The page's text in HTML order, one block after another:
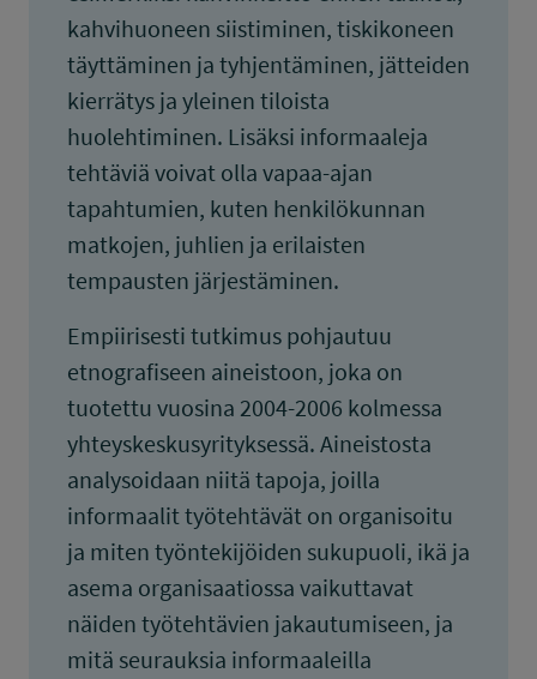
kahvihuoneen siistiminen, tiskikoneen
täyttäminen ja tyhjentäminen, jätteiden
kierrätys ja yleinen tiloista
huolehtiminen. Lisäksi informaaleja
tehtäviä voivat olla vapaa-ajan
tapahtumien, kuten henkilökunnan
matkojen, juhlien ja erilaisten
tempausten järjestäminen.
Empiirisesti tutkimus pohjautuu
etnografiseen aineistoon, joka on
tuotettu vuosina 2004-2006 kolmessa
yhteyskeskusyrityksessä. Aineistosta
analysoidaan niitä tapoja, joilla
informaalit työtehtävät on organisoitu
ja miten työntekijöiden sukupuoli, ikä ja
asema organisaatiossa vaikuttavat
näiden työtehtävien jakautumiseen, ja
mitä seurauksia informaaleilla